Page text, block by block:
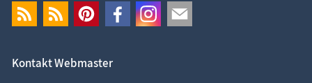
Kontakt Webmaster